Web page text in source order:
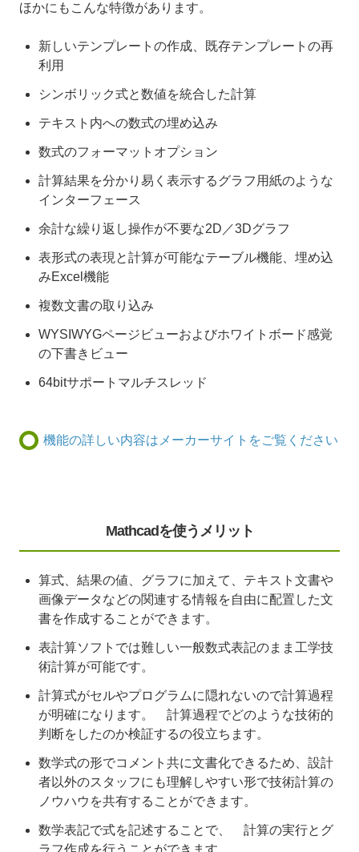
ほかにもこんな特徴があります。
新しいテンプレートの作成、既存テンプレートの再
利用
シンボリック式と数値を統合した計算
テキスト内への数式の埋め込み
数式のフォーマットオプション
計算結果を分かり易く表示するグラフ用紙のような
インターフェース
余計な繰り返し操作が不要な2D／3Dグラフ
表形式の表現と計算が可能なテーブル機能、埋め込
みExcel機能
複数文書の取り込み
WYSIWYGページビューおよびホワイトボード感覚
の下書きビュー
64bitサポートマルチスレッド
機能の詳しい内容はメーカーサイトをご覧ください
Mathcadを使うメリット
算式、結果の値、グラフに加えて、テキスト文書や
画像データなどの関連する情報を自由に配置した文
書を作成することができます。
表計算ソフトでは難しい一般数式表記のまま工学技
術計算が可能です。
計算式がセルやプログラムに隠れないので計算過程
が明確になります。 計算過程でどのような技術的
判断をしたのか検証するの役立ちます。
数学式の形でコメント共に文書化できるため、設計
者以外のスタッフにも理解しやすい形で技術計算の
ノウハウを共有することができます。
数学表記で式を記述することで、 計算の実行とグ
ラフ作成を行うことができます。